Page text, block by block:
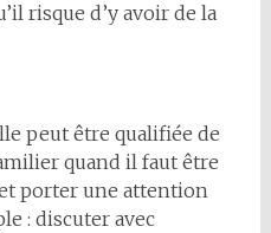
risque d’y avoir de la
peut être qualifiée de
quand il faut être
porter une attention
: discuter avec